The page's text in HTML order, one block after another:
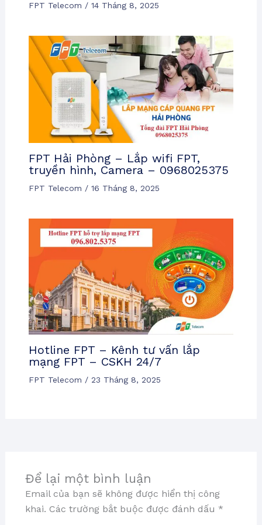
FPT Telecom / 14 Tháng 8, 2025
FPT Hải Phòng – Lắp wifi FPT,
truyền hình, Camera – 0968025375
FPT Telecom / 16 Tháng 8, 2025
Hotline FPT – Kênh tư vấn lắp
mạng FPT – CSKH 24/7
FPT Telecom / 23 Tháng 8, 2025
Để lại một bình luận
Email của bạn sẽ không được hiển thị công
khai. Các trường bắt buộc được đánh dấu *